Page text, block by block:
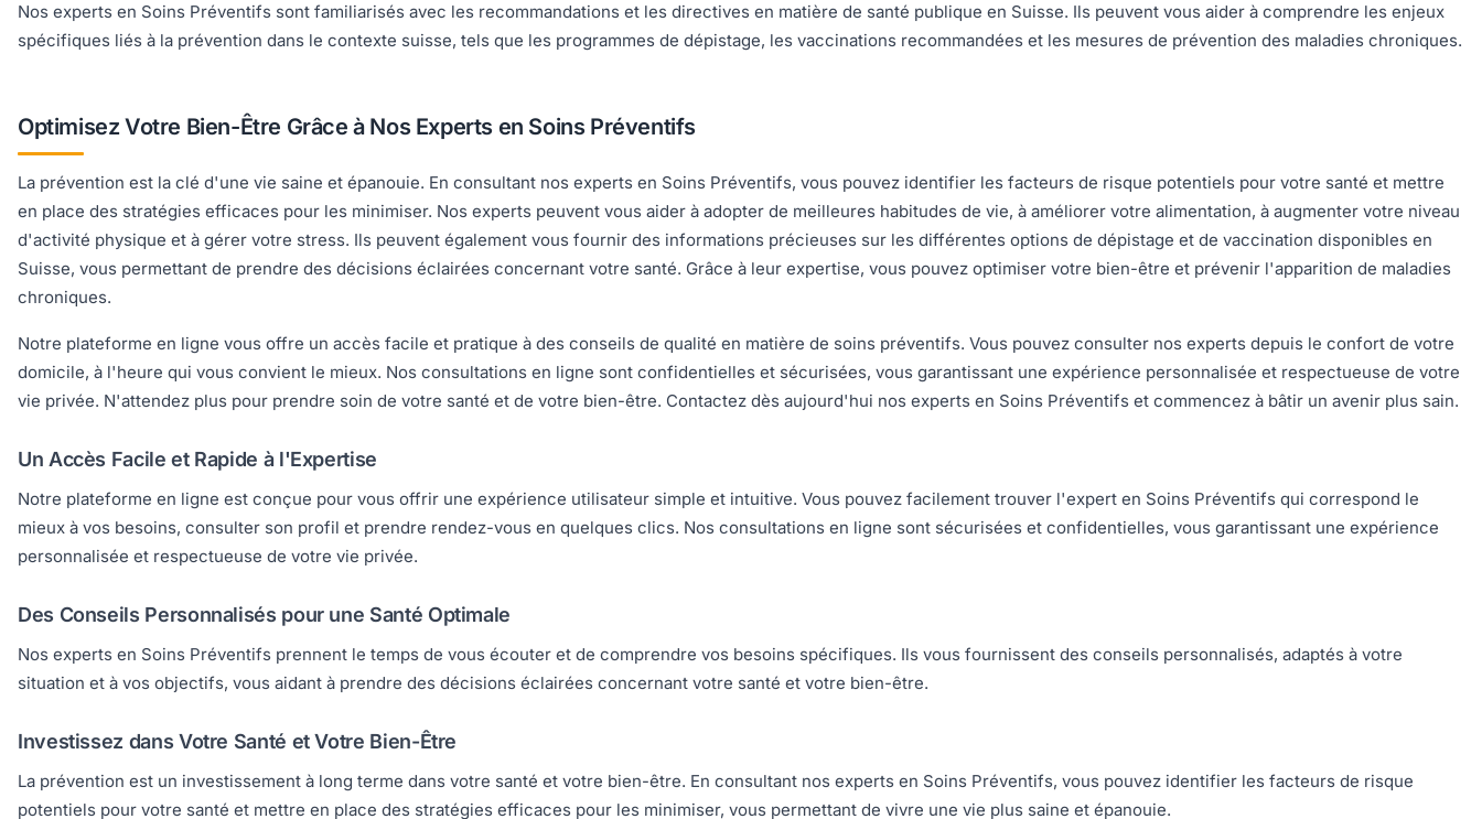
Nos experts en Soins Préventifs sont familiarisés avec les recommandations et les directives en matière de santé publique en Suisse. Ils peuvent vous aider à comprendre les enjeux
spécifiques liés à la prévention dans le contexte suisse, tels que les programmes de dépistage, les vaccinations recommandées et les mesures de prévention des maladies chroniques.
Optimisez Votre Bien-Être Grâce à Nos Experts en Soins Préventifs
La prévention est la clé d'une vie saine et épanouie. En consultant nos experts en Soins Préventifs, vous pouvez identifier les facteurs de risque potentiels pour votre santé et mettre
en place des stratégies efficaces pour les minimiser. Nos experts peuvent vous aider à adopter de meilleures habitudes de vie, à améliorer votre alimentation, à augmenter votre niveau
d'activité physique et à gérer votre stress. Ils peuvent également vous fournir des informations précieuses sur les différentes options de dépistage et de vaccination disponibles en
Suisse, vous permettant de prendre des décisions éclairées concernant votre santé. Grâce à leur expertise, vous pouvez optimiser votre bien-être et prévenir l'apparition de maladies
chroniques.
Notre plateforme en ligne vous offre un accès facile et pratique à des conseils de qualité en matière de soins préventifs. Vous pouvez consulter nos experts depuis le confort de votre
domicile, à l'heure qui vous convient le mieux. Nos consultations en ligne sont confidentielles et sécurisées, vous garantissant une expérience personnalisée et respectueuse de votre
vie privée. N'attendez plus pour prendre soin de votre santé et de votre bien-être. Contactez dès aujourd'hui nos experts en Soins Préventifs et commencez à bâtir un avenir plus sain.
Un Accès Facile et Rapide à l'Expertise
Notre plateforme en ligne est conçue pour vous offrir une expérience utilisateur simple et intuitive. Vous pouvez facilement trouver l'expert en Soins Préventifs qui correspond le
mieux à vos besoins, consulter son profil et prendre rendez-vous en quelques clics. Nos consultations en ligne sont sécurisées et confidentielles, vous garantissant une expérience
personnalisée et respectueuse de votre vie privée.
Des Conseils Personnalisés pour une Santé Optimale
Nos experts en Soins Préventifs prennent le temps de vous écouter et de comprendre vos besoins spécifiques. Ils vous fournissent des conseils personnalisés, adaptés à votre
situation et à vos objectifs, vous aidant à prendre des décisions éclairées concernant votre santé et votre bien-être.
Investissez dans Votre Santé et Votre Bien-Être
La prévention est un investissement à long terme dans votre santé et votre bien-être. En consultant nos experts en Soins Préventifs, vous pouvez identifier les facteurs de risque
potentiels pour votre santé et mettre en place des stratégies efficaces pour les minimiser, vous permettant de vivre une vie plus saine et épanouie.